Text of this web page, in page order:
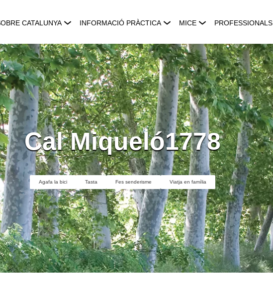
CATALUNYA INFORMACIÓ PRÀCTICA MICE PROFESSIONALS
Cal Miqueló1778
Agafa la bici Tasta Fes senderisme Viatja en família